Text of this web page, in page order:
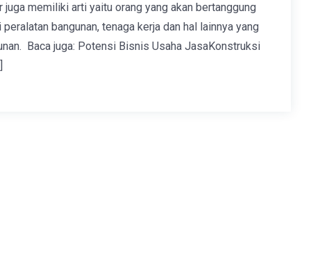
memiliki arti yaitu orang yang akan bertanggung
bangunan, tenaga kerja dan hal lainnya yang
Baca juga: Potensi Bisnis Usaha JasaKonstruksi